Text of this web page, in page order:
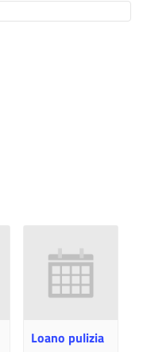
Loano pulizia